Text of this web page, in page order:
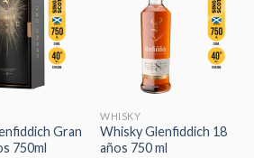
Añadir
a la
lista de
deseos
Gran
750ml
Añadir
a la
lista de
deseos
WHISKY
Whisky Glenfiddich 18
años 750 ml